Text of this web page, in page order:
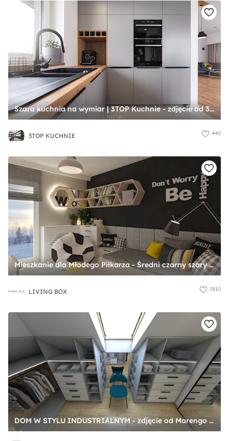
Szara kuchnia na wymiar | 3TOP Kuchnie - zdjęcie od 3TOP KUCHNIE
3TOP KUCHNIE 440
Mieszkanie dla Młodego Piłkarza - Średni czarny szary pokój dziecka dla dziecka dla nastolatka dla chłopca, styl nowoczesny - zdjęcie od LIVING BOX
LIVING BOX 1810
DOM W STYLU INDUSTRIALNYM - zdjęcie od Marengo Architektura Wnętrz Anna Knofliczek-Roman